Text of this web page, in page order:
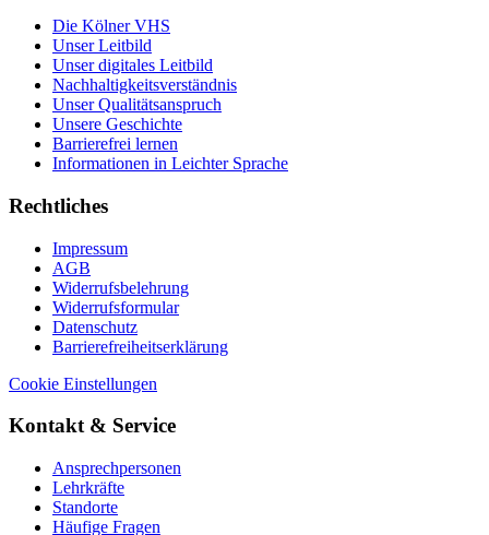
Die Kölner VHS
Unser Leitbild
Unser digitales Leitbild
Nachhaltigkeitsverständnis
Unser Qualitätsanspruch
Unsere Geschichte
Barrierefrei lernen
Informationen in Leichter Sprache
Rechtliches
Impressum
AGB
Widerrufsbelehrung
Widerrufsformular
Datenschutz
Barrierefreiheitserklärung
Cookie Einstellungen
Kontakt & Service
Ansprechpersonen
Lehrkräfte
Standorte
Häufige Fragen